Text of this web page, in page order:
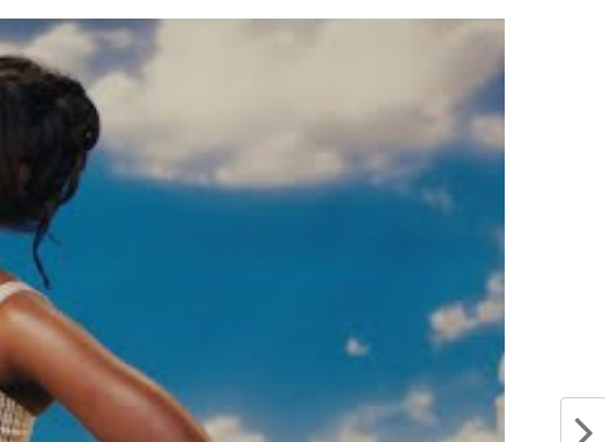
soir,
de la
stat
il y a
dans la
d’Ime
Kerr